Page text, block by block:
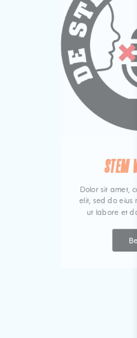
STEM
Dolor sit amet,
elit, sed do eius
ut labore et